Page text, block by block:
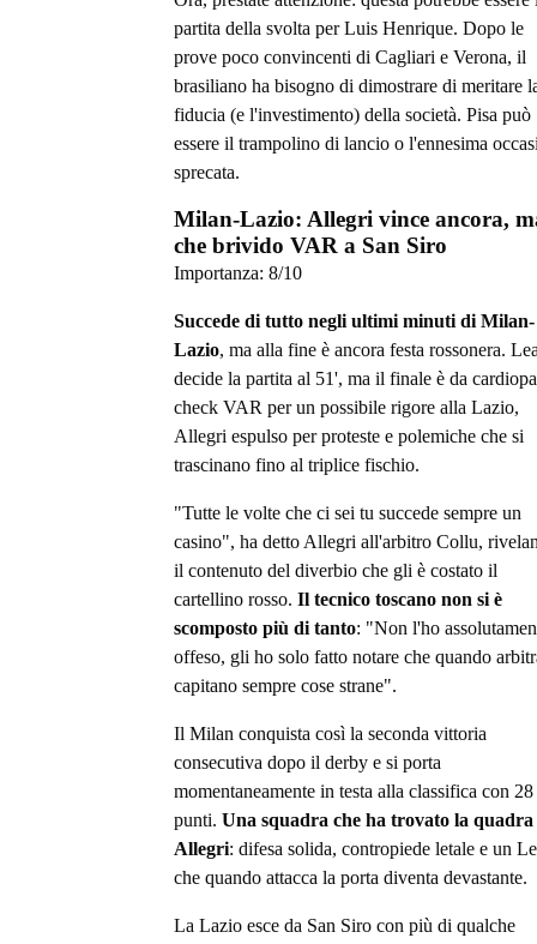
partita della svolta per Luis Henrique. Dopo le
prove poco convincenti di Cagliari e Verona, il
brasiliano ha bisogno di dimostrare di meritare
fiducia (e l'investimento) della società. Pisa può
essere il trampolino di lancio o l'ennesima
sprecata.
Milan-Lazio: Allegri vince ancora,
che brivido VAR a San Siro
Importanza: 8/10
Succede di tutto negli ultimi minuti di Milan-
Lazio, ma alla fine è ancora festa rossonera.
decide la partita al 51', ma il finale è da
check VAR per un possibile rigore alla Lazio,
Allegri espulso per proteste e polemiche che si
trascinano fino al triplice fischio.
"Tutte le volte che ci sei tu succede sempre un
casino", ha detto Allegri all'arbitro Collu,
il contenuto del diverbio che gli è costato il
cartellino rosso. Il tecnico toscano non si è
scomposto più di tanto: "Non l'ho
offeso, gli ho solo fatto notare che quando
capitano sempre cose strane".
Il Milan conquista così la seconda vittoria
consecutiva dopo il derby e si porta
momentaneamente in testa alla classifica con 28
punti. Una squadra che ha trovato la quadra
Allegri: difesa solida, contropiede letale e un
che quando attacca la porta diventa devastante.
La Lazio esce da San Siro con più di qualche